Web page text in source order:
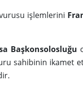
işlemlerini
Başkonsolosluğu
sahibinin ikamet